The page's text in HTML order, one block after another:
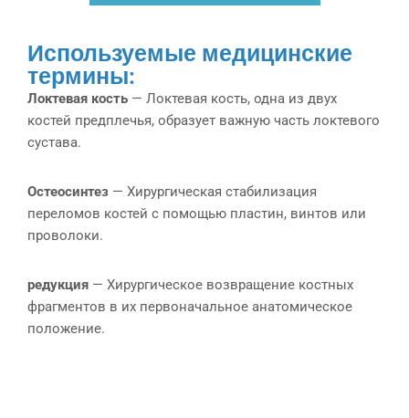
Используемые медицинские
термины:
Локтевая кость — Локтевая кость, одна из двух
костей предплечья, образует важную часть локтевого
сустава.
Остеосинтез — Хирургическая стабилизация
переломов костей с помощью пластин, винтов или
проволоки.
редукция — Хирургическое возвращение костных
фрагментов в их первоначальное анатомическое
положение.